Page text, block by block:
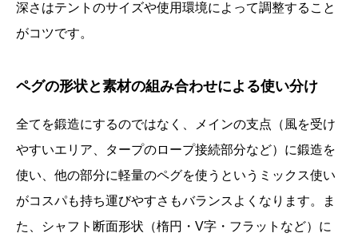
深さはテントのサイズや使用環境によって調整すること
がコツです。
ペグの形状と素材の組み合わせによる使い分け
全てを鍛造にするのではなく、メインの支点（風を受け
やすいエリア、タープのロープ接続部分など）に鍛造を
使い、他の部分に軽量のペグを使うというミックス使い
がコスパも持ち運びやすさもバランスよくなります。ま
た、シャフト断面形状（楕円・V字・フラットなど）に